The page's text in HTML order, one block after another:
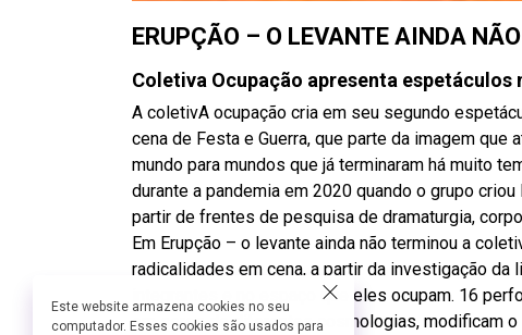
ERUPÇÃO – O LEVANTE AINDA
Coletiva Ocupação apresenta espetáculos
A coletivA ocupação cria em seu segundo
cena de Festa e Guerra, que parte da imagem que
mundo para mundos que já terminaram há muito
durante a pandemia em 2020 quando o grupo
partir de frentes de pesquisa de dramaturgia,
Em Erupção – o levante ainda não terminou a
radicalidades em cena, a partir da investigação
integrantes e no espaço que eles ocupam. 16
em seres de diferentes cosmologias, modificam o
Este website armazena cookies no seu
computador. Esses cookies são usados para